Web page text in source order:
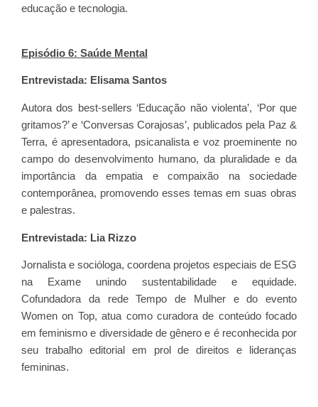
educação e tecnologia.
Episódio 6: Saúde Mental
Entrevistada: Elisama Santos
Autora dos best-sellers ‘Educação não violenta’, ‘Por que
gritamos?’ e ‘Conversas Corajosas’, publicados pela Paz &
Terra, é apresentadora, psicanalista e voz proeminente no
campo do desenvolvimento humano, da pluralidade e da
importância da empatia e compaixão na sociedade
contemporânea, promovendo esses temas em suas obras
e palestras.
Entrevistada: Lia Rizzo
Jornalista e socióloga, coordena projetos especiais de ESG
na Exame unindo sustentabilidade e equidade.
Cofundadora da rede Tempo de Mulher e do evento
Women on Top, atua como curadora de conteúdo focado
em feminismo e diversidade de gênero e é reconhecida por
seu trabalho editorial em prol de direitos e lideranças
femininas.